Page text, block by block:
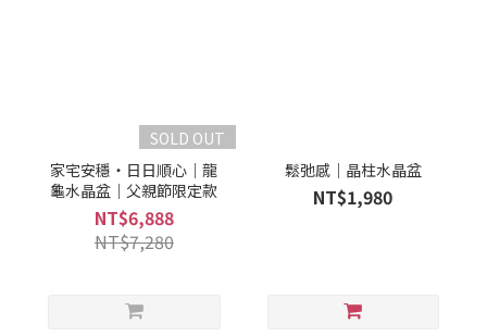
SOLD OUT
家宅安穩・日日順心｜龍
龜水晶盆｜父親節限定款
NT$6,888
NT$7,280
鬆弛感｜晶柱水晶盆
NT$1,980